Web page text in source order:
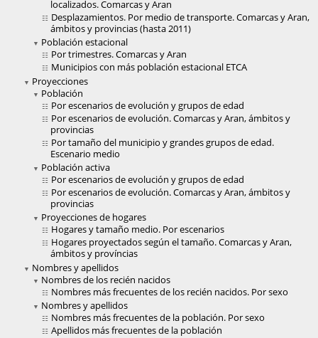
localizados. Comarcas y Aran
Desplazamientos. Por medio de transporte. Comarcas y Aran,
ámbitos y provincias (hasta 2011)
Población estacional
Por trimestres. Comarcas y Aran
Municipios con más población estacional ETCA
Proyecciones
Población
Por escenarios de evolución y grupos de edad
Por escenarios de evolución. Comarcas y Aran, ámbitos y
provincias
Por tamaño del municipio y grandes grupos de edad.
Escenario medio
Población activa
Por escenarios de evolución y grupos de edad
Por escenarios de evolución. Comarcas y Aran, ámbitos y
provincias
Proyecciones de hogares
Hogares y tamaño medio. Por escenarios
Hogares proyectados según el tamaño. Comarcas y Aran,
ámbitos y províncias
Nombres y apellidos
Nombres de los recién nacidos
Nombres más frecuentes de los recién nacidos. Por sexo
Nombres y apellidos
Nombres más frecuentes de la población. Por sexo
Apellidos más frecuentes de la población